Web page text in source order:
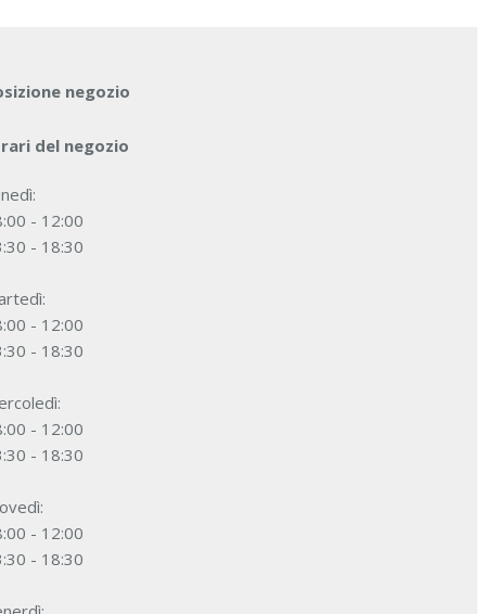
negozio
del negozio
- 12:00
- 18:30
- 12:00
- 18:30
- 12:00
- 18:30
- 12:00
- 18:30